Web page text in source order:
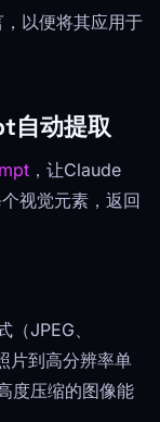
以便将其应用于
自动提取
，让Claude
视觉元素，返回
JPEG、
片到高分辨率单
度压缩的图像能